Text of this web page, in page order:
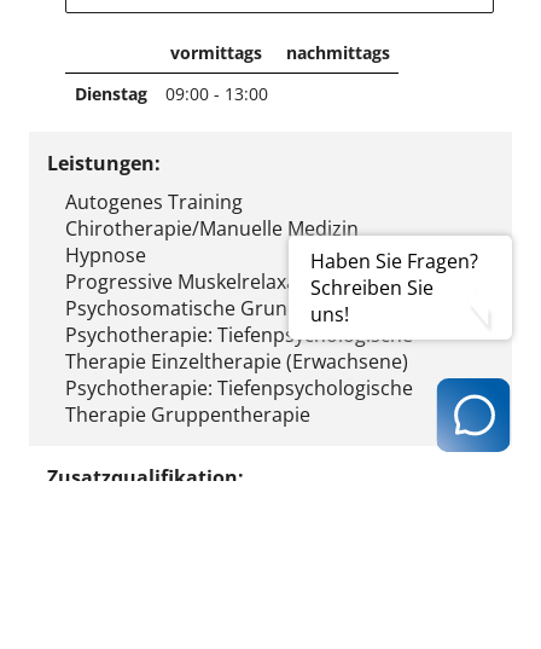
Haben Sie Fragen?
Schreiben Sie
uns!
vormittags
nachmittags
Dienstag
09:00 - 13:00
Leistungen:
Autogenes Training
Chirotherapie/Manuelle Medizin
Hypnose
Progressive Muskelrelaxation nach Jacobson
Psychosomatische Grundversorgung
Psychotherapie: Tiefenpsychologische
Therapie Einzeltherapie (Erwachsene)
Psychotherapie: Tiefenpsychologische
Therapie Gruppentherapie
Zusatzqualifikation: